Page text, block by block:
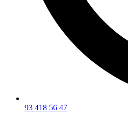
93 418 56 47